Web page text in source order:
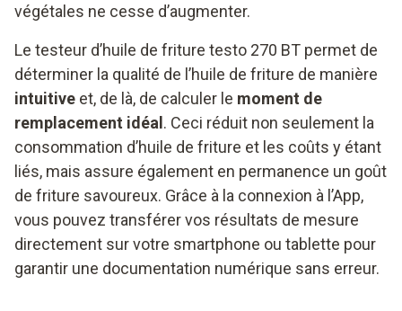
végétales ne cesse d’augmenter.
Le testeur d’huile de friture testo 270 BT permet de
déterminer la qualité de l’huile de friture de manière
intuitive et, de là, de calculer le moment de
remplacement idéal . Ceci réduit non seulement la
consommation d’huile de friture et les coûts y étant
liés, mais assure également en permanence un goût
de friture savoureux. Grâce à la connexion à l’App,
vous pouvez transférer vos résultats de mesure
directement sur votre smartphone ou tablette pour
garantir une documentation numérique sans erreur.